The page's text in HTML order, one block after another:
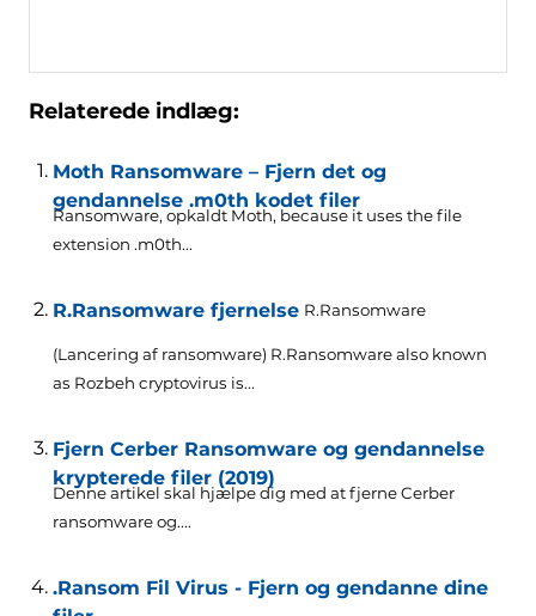
Relaterede indlæg:
Moth Ransomware – Fjern det og
gendannelse .m0th kodet filer
Ransomware, opkaldt Moth, because it uses the file
extension .m0th...
R.Ransomware fjernelse R.Ransomware
(Lancering af ransomware) R.Ransomware also known
as Rozbeh cryptovirus is...
Fjern Cerber Ransomware og gendannelse
krypterede filer (2019)
Denne artikel skal hjælpe dig med at fjerne Cerber
ransomware og....
.Ransom Fil Virus - Fjern og gendanne dine